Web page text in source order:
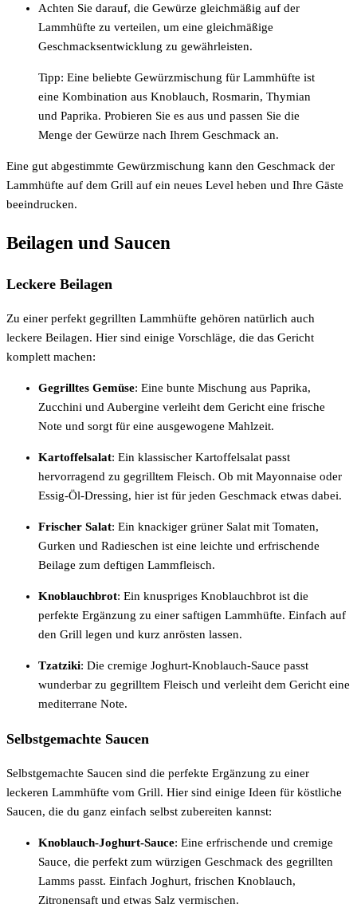
Achten Sie darauf, die Gewürze gleichmäßig auf der
Lammhüfte zu verteilen, um eine gleichmäßige
Geschmacksentwicklung zu gewährleisten.
Tipp: Eine beliebte Gewürzmischung für Lammhüfte ist
eine Kombination aus Knoblauch, Rosmarin, Thymian
und Paprika. Probieren Sie es aus und passen Sie die
Menge der Gewürze nach Ihrem Geschmack an.
Eine gut abgestimmte Gewürzmischung kann den Geschmack der
Lammhüfte auf dem Grill auf ein neues Level heben und Ihre Gäste
beeindrucken.
Beilagen und Saucen
Leckere Beilagen
Zu einer perfekt gegrillten Lammhüfte gehören natürlich auch
leckere Beilagen. Hier sind einige Vorschläge, die das Gericht
komplett machen:
Gegrilltes Gemüse: Eine bunte Mischung aus Paprika,
Zucchini und Aubergine verleiht dem Gericht eine frische
Note und sorgt für eine ausgewogene Mahlzeit.
Kartoffelsalat: Ein klassischer Kartoffelsalat passt
hervorragend zu gegrilltem Fleisch. Ob mit Mayonnaise oder
Essig-Öl-Dressing, hier ist für jeden Geschmack etwas dabei.
Frischer Salat: Ein knackiger grüner Salat mit Tomaten,
Gurken und Radieschen ist eine leichte und erfrischende
Beilage zum deftigen Lammfleisch.
Knoblauchbrot: Ein knuspriges Knoblauchbrot ist die
perfekte Ergänzung zu einer saftigen Lammhüfte. Einfach auf
den Grill legen und kurz anrösten lassen.
Tzatziki: Die cremige Joghurt-Knoblauch-Sauce passt
wunderbar zu gegrilltem Fleisch und verleiht dem Gericht eine
mediterrane Note.
Selbstgemachte Saucen
Selbstgemachte Saucen sind die perfekte Ergänzung zu einer
leckeren Lammhüfte vom Grill. Hier sind einige Ideen für köstliche
Saucen, die du ganz einfach selbst zubereiten kannst:
Knoblauch-Joghurt-Sauce: Eine erfrischende und cremige
Sauce, die perfekt zum würzigen Geschmack des gegrillten
Lamms passt. Einfach Joghurt, frischen Knoblauch,
Zitronensaft und etwas Salz vermischen.